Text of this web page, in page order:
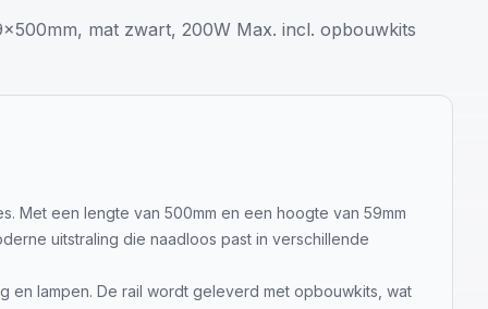
mat zwart, 200W Max. incl. opbouwkits
Met een lengte van 500mm en een hoogte van 59mm
uitstraling die naadloos past in verschillende
en lampen. De rail wordt geleverd met opbouwkits, wat